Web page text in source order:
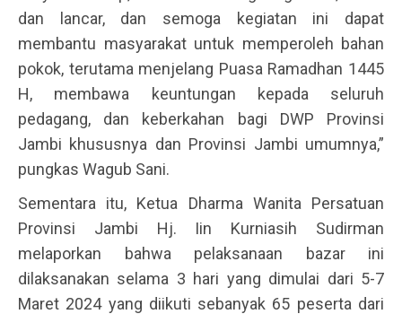
dan lancar, dan semoga kegiatan ini dapat
membantu masyarakat untuk memperoleh bahan
pokok, terutama menjelang Puasa Ramadhan 1445
H, membawa keuntungan kepada seluruh
pedagang, dan keberkahan bagi DWP Provinsi
Jambi khususnya dan Provinsi Jambi umumnya,”
pungkas Wagub Sani.
Sementara itu, Ketua Dharma Wanita Persatuan
Provinsi Jambi Hj. Iin Kurniasih Sudirman
melaporkan bahwa pelaksanaan bazar ini
dilaksanakan selama 3 hari yang dimulai dari 5-7
Maret 2024 yang diikuti sebanyak 65 peserta dari